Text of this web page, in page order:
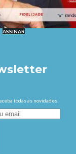
ASSINAR
todas as novidades.